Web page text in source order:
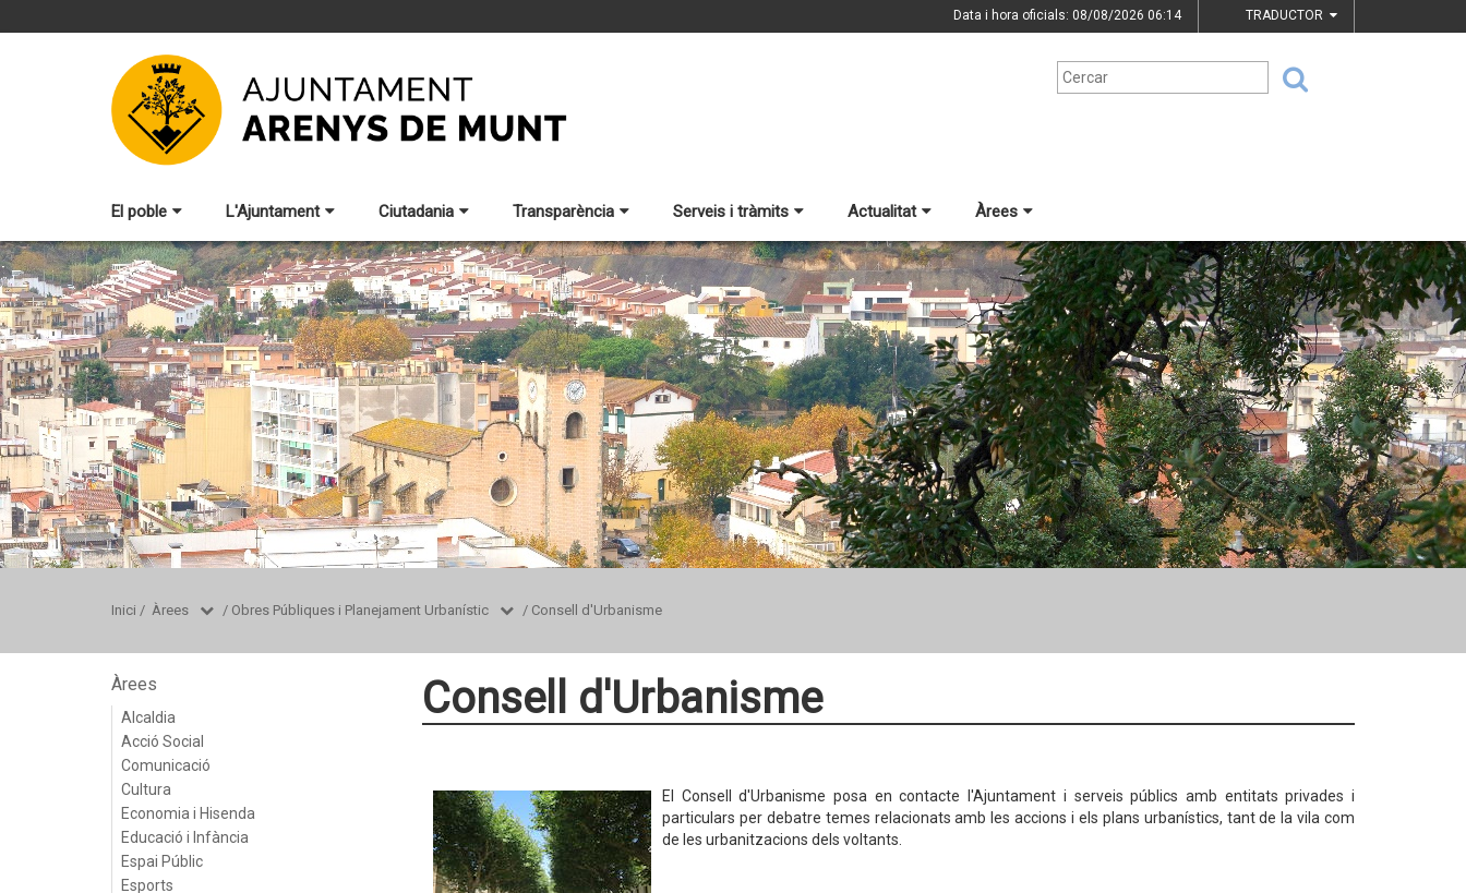
Data i hora oficials: 08/08/2026 06:14 TRADUCTOR
El poble L'Ajuntament Ciutadania Transparència Serveis i tràmits Actualitat Àrees
Inici / Àrees / Obres Públiques i Planejament Urbanístic / Consell d'Urbanisme
Àrees
Alcaldia
Acció Social
Comunicació
Cultura
Economia i Hisenda
Educació i Infància
Espai Públic
Esports
Consell d'Urbanisme
El Consell d'Urbanisme posa en contacte l'Ajuntament i serveis públics amb entitats privades i
particulars per debatre temes relacionats amb les accions i els plans urbanístics, tant de la vila com
de les urbanitzacions dels voltants.